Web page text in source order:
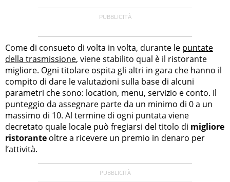
Come di consueto di volta in volta, durante le puntate
della trasmissione, viene stabilito qual è il ristorante
migliore. Ogni titolare ospita gli altri in gara che hanno il
compito di dare le valutazioni sulla base di alcuni
parametri che sono: location, menu, servizio e conto. Il
punteggio da assegnare parte da un minimo di 0 a un
massimo di 10. Al termine di ogni puntata viene
decretato quale locale può fregiarsi del titolo di migliore
ristorante oltre a ricevere un premio in denaro per
l’attività.